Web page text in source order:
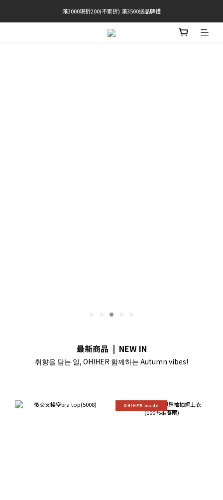
官網限定! 滿千免運(僅限台灣本島)
滿3000現折200(不累折) 滿3500送品牌禮
BRATOP專區買三送一 | 指定專區買一送一
最新商品 | NEW IN
취향을 담는 일, OH!HER 함께하는 Autumn vibes!
OH!HER made